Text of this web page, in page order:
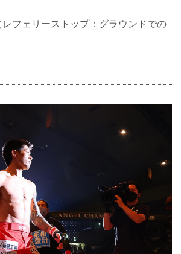
フェリーストップ：グラウンドでの